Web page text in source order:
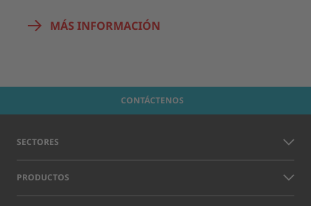
MÁS INFORMACIÓN
CONTÁCTENOS
SECTORES
PRODUCTOS